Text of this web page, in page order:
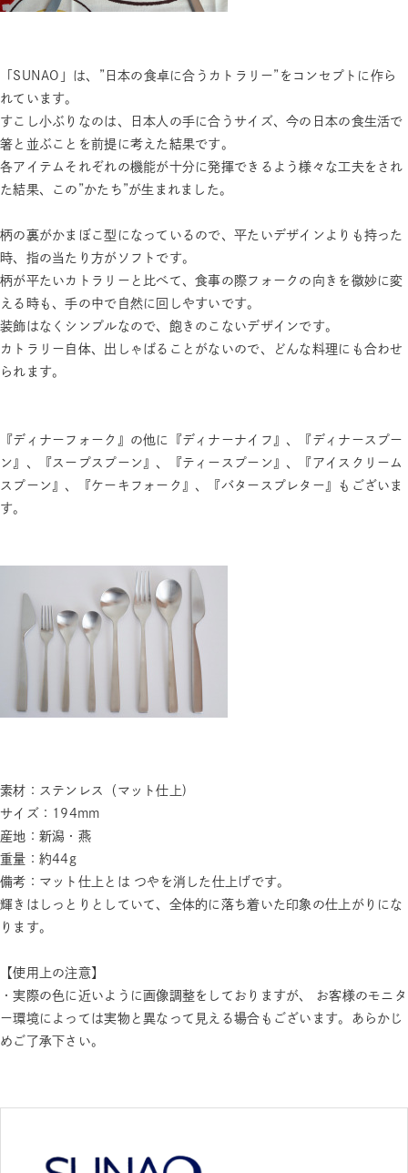
「SUNAO」は、”日本の食卓に合うカトラリー”をコンセプトに作ら
れています。
すこし小ぶりなのは、日本人の手に合うサイズ、今の日本の食生活で
箸と並ぶことを前提に考えた結果です。
各アイテムそれぞれの機能が十分に発揮できるよう様々な工夫をされ
た結果、この”かたち”が生まれました。
柄の裏がかまぼこ型になっているので、平たいデザインよりも持った
時、指の当たり方がソフトです。
柄が平たいカトラリーと比べて、食事の際フォークの向きを微妙に変
える時も、手の中で自然に回しやすいです。
装飾はなくシンプルなので、飽きのこないデザインです。
カトラリー自体、出しゃばることがないので、どんな料理にも合わせ
られます。
『ディナーフォーク』の他に『ディナーナイフ』、『ディナースプー
ン』、『スープスプーン』、『ティースプーン』、『アイスクリーム
スプーン』、『ケーキフォーク』、『バタースプレター』もございま
す。
素材：ステンレス（マット仕上)
サイズ：194mm
産地：新潟・燕
重量：約44g
備考：マット仕上とは つやを消した仕上げです。
輝きはしっとりとしていて、全体的に落ち着いた印象の仕上がりにな
ります。
【使用上の注意】
・実際の色に近いように画像調整をしておりますが、 お客様のモニタ
ー環境によっては実物と異なって見える場合もございます。あらかじ
めご了承下さい。